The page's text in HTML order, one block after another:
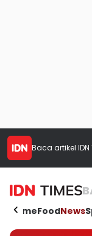
Baca artikel
HomeFoodNews